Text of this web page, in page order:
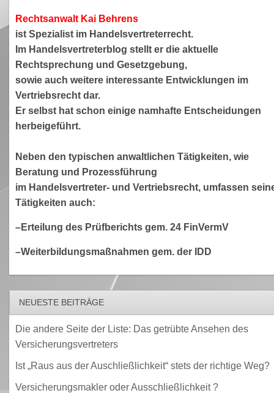
Rechtsanwalt Kai Behrens
ist Spezialist im Handelsvertreterrecht.
Im Handelsvertreterblog stellt er die aktuelle
Rechtsprechung und Gesetzgebung,
sowie auch weitere interessante Entwicklungen im
Vertriebsrecht dar.
Er selbst hat schon einige namhafte Entscheidungen
herbeigeführt.
Neben den typischen anwaltlichen Tätigkeiten, wie
Beratung und Prozessführung
im Handelsvertreter- und Vertriebsrecht, umfassen
Tätigkeiten auch:
–Erteilung des Prüfberichts gem. 24 FinVermV
–Weiterbildungsmaßnahmen gem. der IDD
NEUESTE BEITRÄGE
Die andere Seite der Liste: Das getrübte Ansehen des
Versicherungsvertreters
Ist „Raus aus der Auschließlichkeit“ stets der richtige Weg?
Versicherungsmakler oder Ausschließlichkeit ?